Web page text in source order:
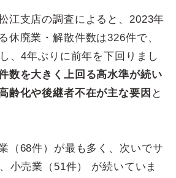
江支店の調査によると、2023年
休廃業・解散件数は326件で、
、4年ぶりに前年を下回りまし
数を大きく上回る高水準が続い
齢化や後継者不在が主な要因 と
（68件）が最も多く、次いでサ
小売業（51件） が続いていま